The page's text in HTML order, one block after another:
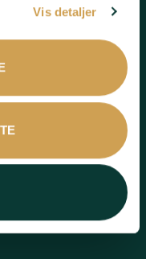
Vis detaljer
brister, og det
i respekt for din tid og